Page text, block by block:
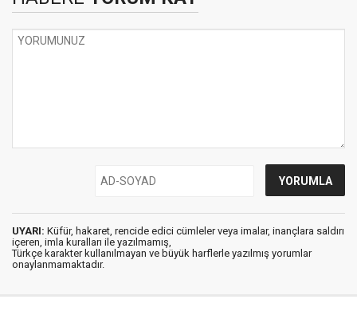
UYARI: Küfür, hakaret, rencide edici cümleler veya imalar, inançlara saldırı
içeren, imla kuralları ile yazılmamış,
Türkçe karakter kullanılmayan ve büyük harflerle yazılmış yorumlar
onaylanmamaktadır.